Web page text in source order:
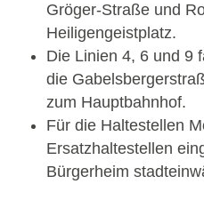
Gröger-Straße und
Heiligengeistplatz.
Die Linien 4, 6 und 9
die
zum Hauptbahnhof.
Für die Haltestellen
Ersatzhaltestellen
Bürgerheim